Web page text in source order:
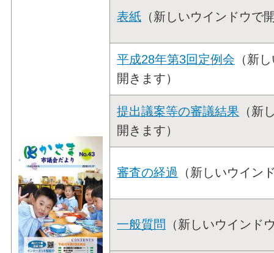
表紙 （新しいウインドウで
平成28年第3回定例会 （新
開きます）
提出議案等の審議結果 （新
開きます）
審査の経過 （新しいウイン
一般質問 （新しいウインド